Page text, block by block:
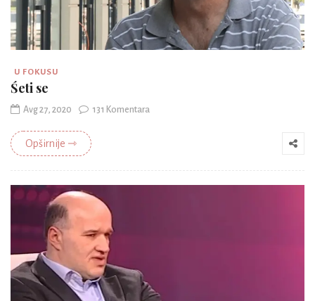
U FOKUSU
Śeti se
Avg 27, 2020 131 Komentara
Opširnije ⇾